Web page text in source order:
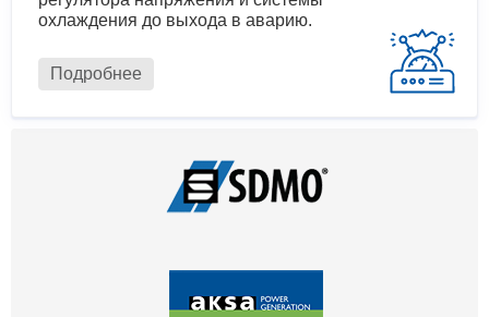
охлаждения до выхода в аварию.
Подробнее